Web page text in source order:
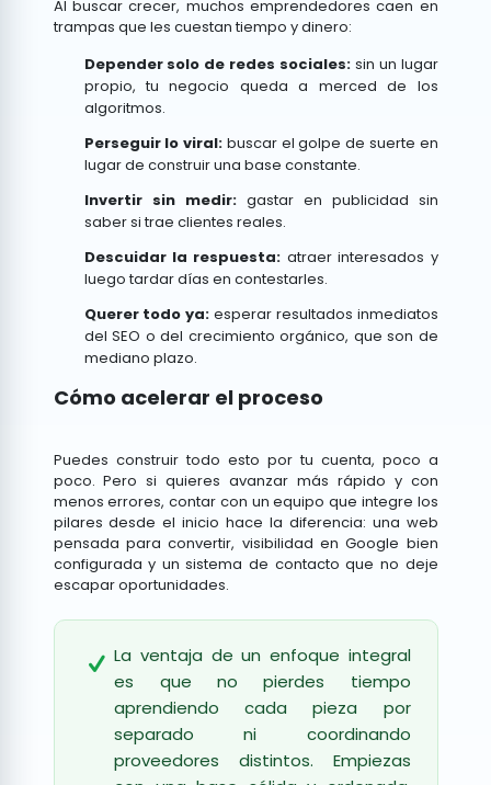
Al buscar crecer, muchos emprendedores caen en
trampas que les cuestan tiempo y dinero:
Depender solo de redes sociales:sin un lugar
propio, tu negocio queda a merced de los
algoritmos.
Perseguir lo viral: buscar el golpe de suerte en
lugar de construir una base constante.
Invertir sin medir:gastar en publicidad sin
saber si trae clientes reales.
Descuidar la respuesta: atraer interesados y
luego tardar días en contestarles.
Querer todo ya: esperar resultados inmediatos
del SEO o del crecimiento orgánico, que son de
mediano plazo.
Cómo acelerar el proceso
Puedes construir todo esto por tu cuenta, poco a
poco. Pero si quieres avanzar más rápido y con
menos errores, contar con un equipo que integre los
pilares desde el inicio hace la diferencia: una web
pensada para convertir, visibilidad en Google bien
configurada y un sistema de contacto que no deje
escapar oportunidades.
La ventaja de un enfoque integral
es que no pierdes tiempo
aprendiendo cada pieza por
separado ni coordinando
proveedores distintos. Empiezas